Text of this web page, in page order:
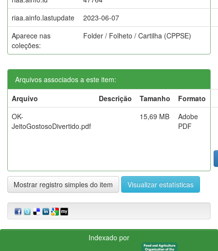
riaa.ainfo.lastupdate
2023-06-07
Aparece nas
coleções:
Folder / Folheto / Cartilha (CPPSE)
Arquivos associados a este item:
Arquivo
Descrição Tamanho
Formato
OK-
JeitoGostosoDivertido.pdf
15,69 MB
Adobe
PDF
Mostrar registro simples do item Visualizar estatísticas
Indexado por